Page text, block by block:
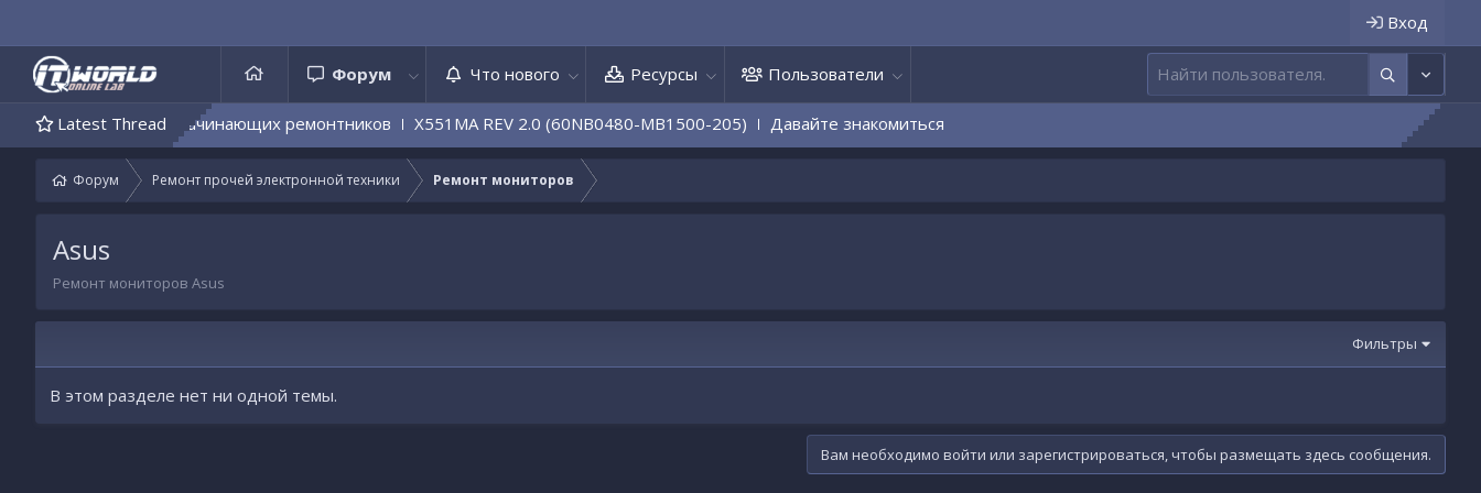
Вход
Форум Что нового Ресурсы Пользователи
Latest Thread
телефонов Для начинающих ремонтников X551MA REV 2.0 (60NB0480-MB1500-205) Давайте знакомиться
Форум Ремонт прочей электронной техники Ремонт мониторов
Asus
Ремонт мониторов Asus
Фильтры
В этом разделе нет ни одной темы.
Вам необходимо войти или зарегистрироваться, чтобы размещать здесь сообщения.